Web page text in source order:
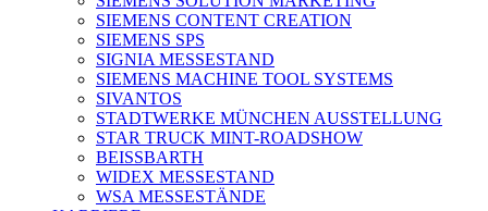
SIEMENS CONTENT CREATION
SIEMENS SPS
SIGNIA MESSESTAND
SIEMENS MACHINE TOOL SYSTEMS
SIVANTOS
STADTWERKE MÜNCHEN AUSSTELLUNG
STAR TRUCK MINT-ROADSHOW
BEISSBARTH
WIDEX MESSESTAND
WSA MESSESTÄNDE